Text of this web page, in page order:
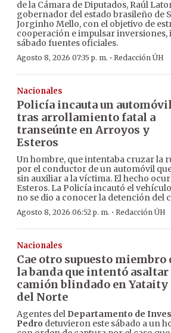
de la Cámara de Diputados, Raúl
gobernador del estado brasileño de
Jorginho Mello, con el objetivo de
cooperación e impulsar
sábado fuentes oficiales.
Agosto 8, 2026 07:35 p. m. · Redacción ÚH
Nacionales
Policía incauta un automóvil
tras arrollamiento fatal a
transeúnte en Arroyos y
Esteros
Un hombre, que intentaba cruzar la
por el conductor de un automóvil
sin auxiliar a la víctima. El hecho
Esteros. La Policía incautó el
no se dio a conocer la detención del
Agosto 8, 2026 06:52 p. m. · Redacción ÚH
Nacionales
Cae otro supuesto miembro
la banda que intentó asaltar
camión blindado en Yataity
del Norte
Agentes del Departamento de
Pedro detuvieron este sábado a un